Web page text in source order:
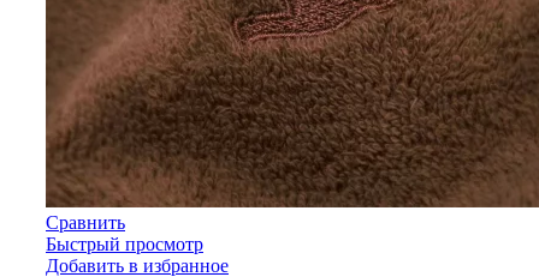
Сравнить
Быстрый просмотр
Добавить в избранное